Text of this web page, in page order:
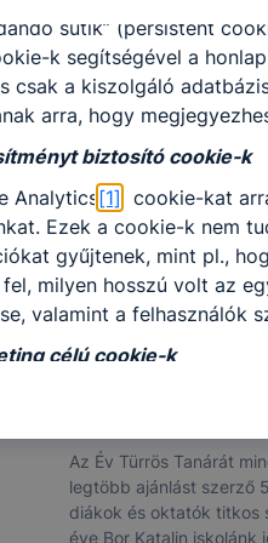
AZ ÉV TÜRRÖS
Az Év Türrös Tanárát
legtöbb ajánlást szerző
diákok és oktatók titkos
éve Bor Katalin iskolánk
sütik” (persistent
k segítségével a
csak a kiszolgáló
arra, hogy
biztosító cookie-k
Analytics [1] cookie-kat
Ezek a cookie-k nem
gyűjtenek, mint pl.,
milyen hosszú volt az
valamint a felhasználók
célú cookie-k
sütik célja, hogy az Ön
jelenítsék meg az Ön
A hozzájárulás
csupán ezek a
és hogyan